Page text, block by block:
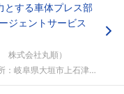
とする車体プレス部
ジェントサービス
株式会社丸順）
阜県大垣市上石津町乙坂1...